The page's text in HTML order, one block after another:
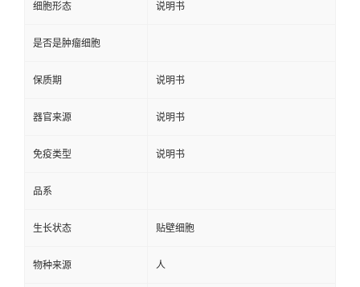
细胞形态 说明书
是否是肿瘤细胞
保质期 说明书
器官来源 说明书
免疫类型 说明书
品系
生长状态 贴壁细胞
物种来源 人